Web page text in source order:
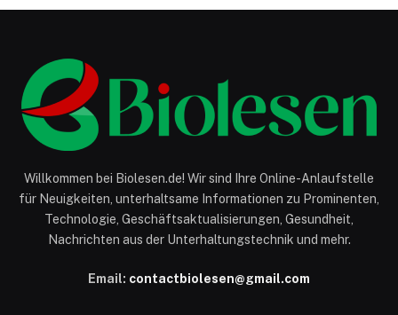
Willkommen bei Biolesen.de! Wir sind Ihre Online-Anlaufstelle
für Neuigkeiten, unterhaltsame Informationen zu Prominenten,
Technologie, Geschäftsaktualisierungen, Gesundheit,
Nachrichten aus der Unterhaltungstechnik und mehr.
Email: contactbiolesen@gmail.com